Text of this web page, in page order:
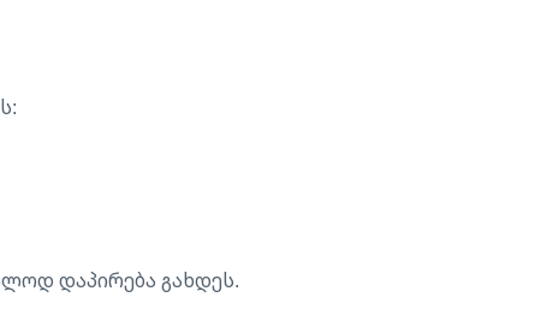
დაპირება გახდეს.